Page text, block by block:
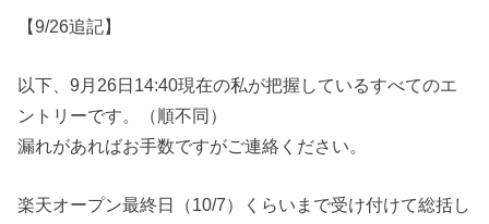
【9/26追記】
以下、9月26日14:40現在の私が把握しているすべてのエ
ントリーです。（順不同）
漏れがあればお手数ですがご連絡ください。
楽天オープン最終日（10/7）くらいまで受け付けて総括し